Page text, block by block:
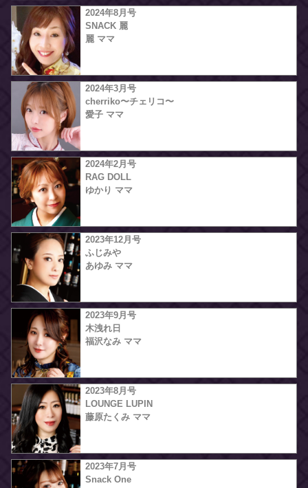
2024年8月号
SNACK 麗
麗 ママ
2024年3月号
cherriko〜チェリコ〜
愛子 ママ
2024年2月号
RAG DOLL
ゆかり ママ
2023年12月号
ふじみや
あゆみ ママ
2023年9月号
木洩れ日
福沢なみ ママ
2023年8月号
LOUNGE LUPIN
藤原たくみ ママ
2023年7月号
Snack One